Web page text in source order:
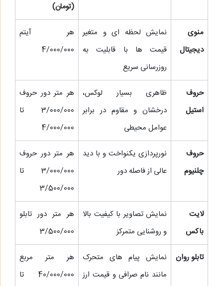
(تومان)
منوی
دیجیتال
نمایش لحظه‌ ای و متغیر
قیمت‌ ها با قابلیت به‌
روزرسانی سریع
هر آیتم
4/000/000
حروف
استیل
ظاهری بسیار لوکس،
درخشان و مقاوم در برابر
عوامل محیطی
هر متر دور حروف
3/000/000 تا
4/000/000
حروف
چلنیوم
نورپردازی یکنواخت و با دید
عالی از فاصله دور
هر متر دور حروف
3/000/000 تا
3/500/000
لایت
باکس
نمایش تصاویر با کیفیت بالا
و روشنایی متمرکز
هر متر دور تابلو
3/500/000
تابلو روان
نمایش پیام‌ های متحرک
مانند نام صرافی و قیمت ارز
هر متر مربع
40/000/000 تا